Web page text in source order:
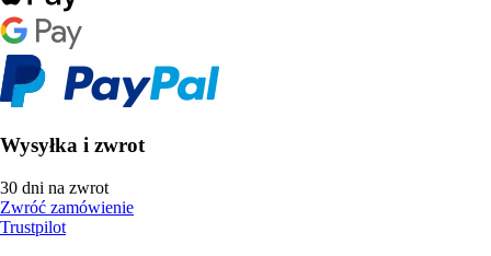
Wysyłka i zwrot
30 dni na zwrot
Zwróć zamówienie
Trustpilot